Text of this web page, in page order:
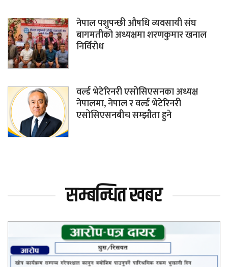
नेपाल पशुपन्छी औषधि व्यवसायी संघ
बागमतीको अध्यक्षमा शरणकुमार खनाल
निर्विरोध
वर्ल्ड भेटेरिनरी एसोसिएसनका अध्यक्ष
नेपालमा, नेपाल र वर्ल्ड भेटेरिनरी
एसोसिएसनबीच सम्झौता हुने
सम्बन्धित खबर